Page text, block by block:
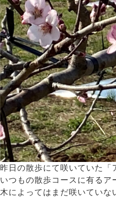
昨日の散歩にて咲いていた「
いつもの散歩コースに有るア
木によってはまだ咲いていな